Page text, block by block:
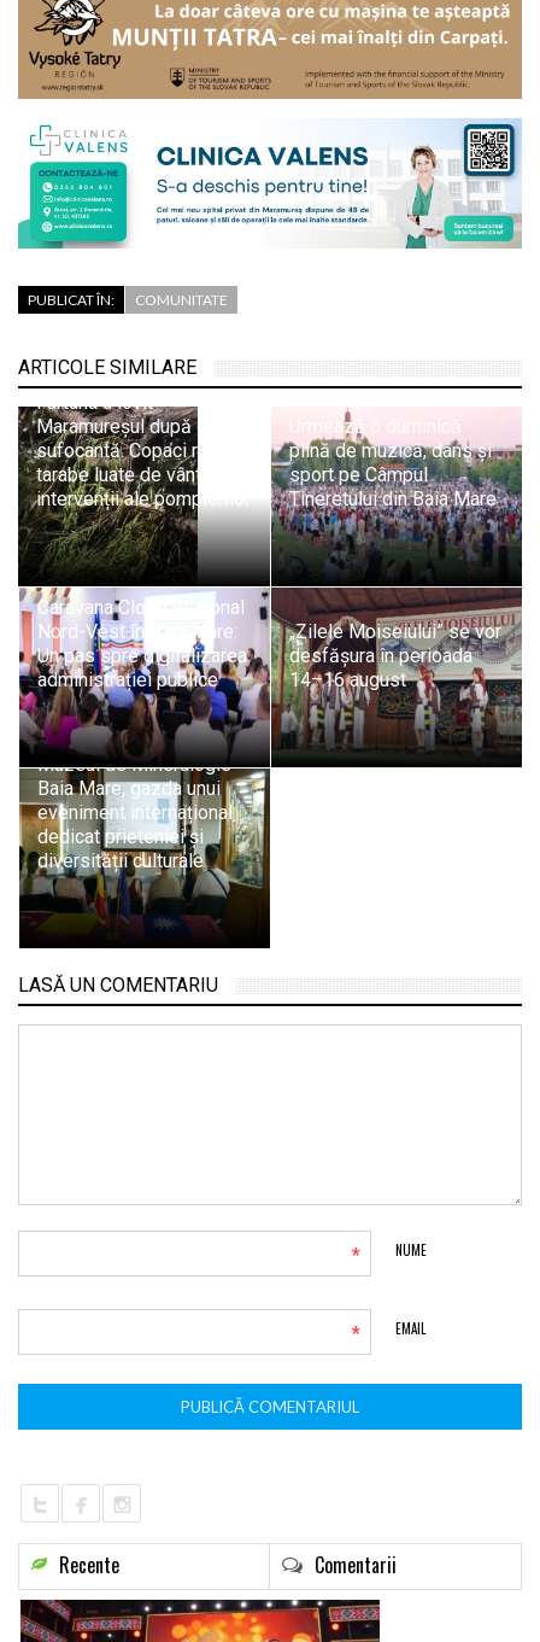
PUBLICAT ÎN: COMUNITATE
ARTICOLE SIMILARE
Furtuna a lovit
Maramureșul după o zi
sufocantă. Copaci rupți,
tarabe luate de vânt și
intervenții ale pompierilor
Urmează o duminică
plină de muzică, dans și
sport pe Câmpul
Tineretului din Baia Mare
Caravana Cloud Regional
Nord-Vest în Baia Mare:
Un pas spre digitalizarea
administrației publice
„Zilele Moiseiului” se vor
desfășura în perioada
14–16 august
Muzeul de Mineralogie
Baia Mare, gazda unui
eveniment internațional
dedicat prieteniei și
diversității culturale
LASĂ UN COMENTARIU
NUME
*
EMAIL
*
Recente Comentarii